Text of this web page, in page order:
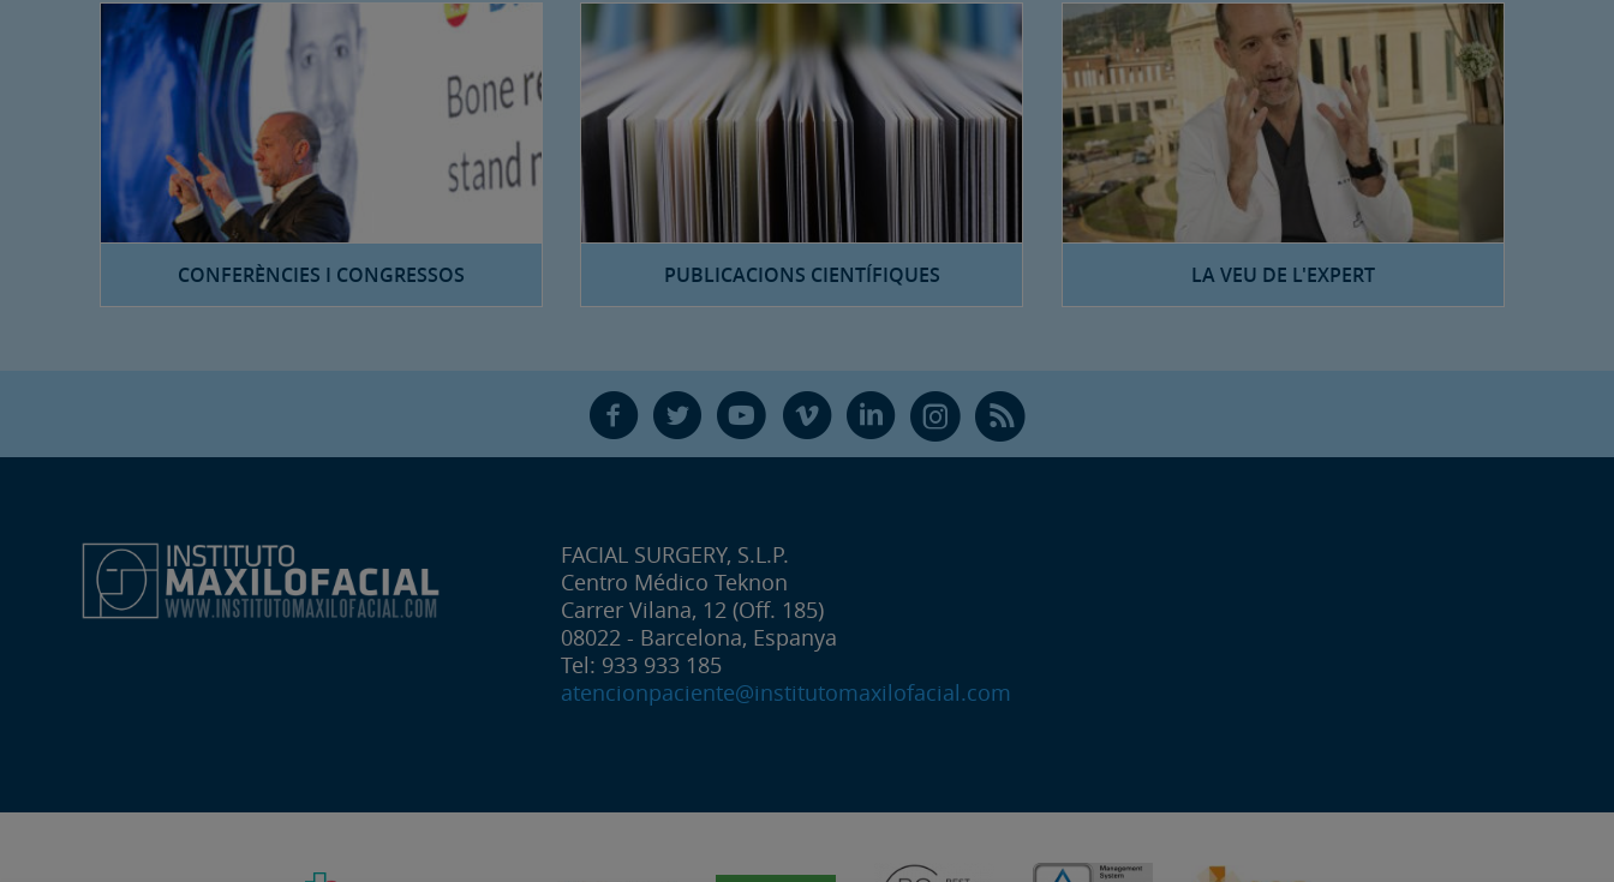
CONFERÈNCIES I CONGRESSOS PUBLICACIONS CIENTÍFIQUES LA VEU DE L'EXPERT
F T Y V L Ñ R
FACIAL SURGERY, S.L.P.
Centro Médico Teknon
Carrer Vilana, 12 (Off. 185)
08022 - Barcelona, Espanya
Tel: 933 933 185
atencionpaciente@institutomaxilofacial.com